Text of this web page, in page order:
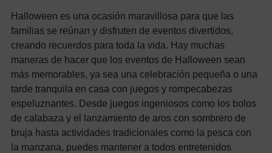
Halloween es una ocasión maravillosa para que las
familias se reúnan y disfruten de eventos divertidos,
creando recuerdos para toda la vida. Hay muchas
maneras de hacer que los eventos de Halloween sean
más memorables, ya sea una celebración pequeña o una
tarde tranquila en casa con juegos y rompecabezas
espeluznantes. Desde juegos ingeniosos como los bolos
de calabaza y el lanzamiento de aros con sombrero de
bruja hasta actividades tradicionales como la pesca con
la manzana, puedes mantener a todos entretenidos